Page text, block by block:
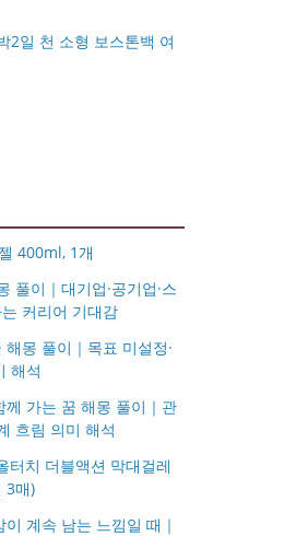
2일 천 소형 보스톤백 여
400ml, 1개
풀이｜대기업·공기업·스
커리어 기대감
몽 풀이｜목표 미설정·
해석
가는 꿈 해몽 풀이｜관
흐림 의미 해석
터치 더블액션 막대걸레
3매)
계속 남는 느낌일 때｜